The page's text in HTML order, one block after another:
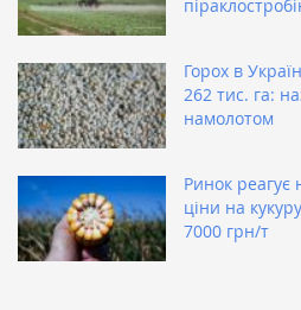
Горох в
262 тис. га:
намолотом
Ринок реагує
ціни на
7000 грн/т